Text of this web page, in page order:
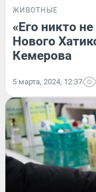
ЖИВОТНЫЕ
«Его никто
Нового
Кемерова
5 марта, 2024, 12:37